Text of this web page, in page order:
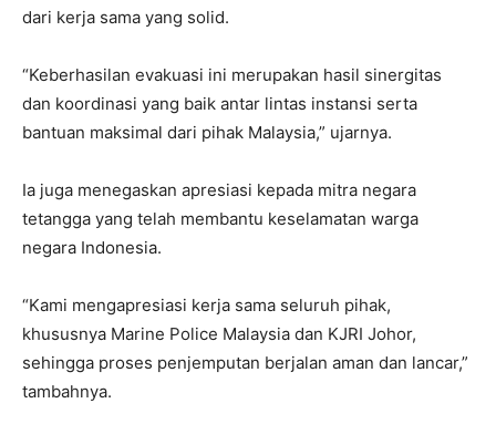
dari kerja sama yang solid.
“Keberhasilan evakuasi ini merupakan hasil sinergitas
dan koordinasi yang baik antar lintas instansi serta
bantuan maksimal dari pihak Malaysia,” ujarnya.
Ia juga menegaskan apresiasi kepada mitra negara
tetangga yang telah membantu keselamatan warga
negara Indonesia.
“Kami mengapresiasi kerja sama seluruh pihak,
khususnya Marine Police Malaysia dan KJRI Johor,
sehingga proses penjemputan berjalan aman dan lancar,”
tambahnya.